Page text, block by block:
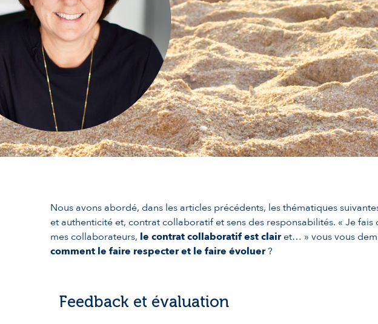
Nous avons abordé, dans les articles précédents, les thématiques
et authenticité et, contrat collaboratif et sens des responsabilités. « Je fais
mes collaborateurs, le contrat collaboratif est clairet… » vous vous
comment le faire respecter et le faire évoluer?
Feedback et évaluation